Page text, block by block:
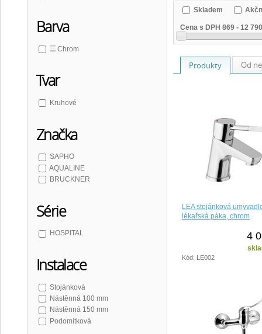
Barva
Chrom
Tvar
Kruhové
Značka
SAPHO
AQUALINE
BRUCKNER
Série
HOSPITAL
Instalace
Stojánková
Nástěnná 100 mm
Nástěnná 150 mm
Podomítková
Skladem
Cena s DPH 869 - 12
Produkty Od
LEA stojánková
lékařská páka, chrom
4
Kód: LE002